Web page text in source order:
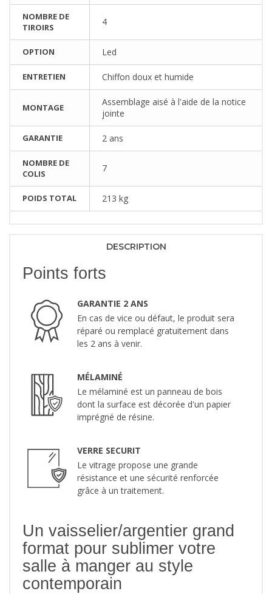
NOMBRE DE
TIROIRS
4
OPTION Led
ENTRETIEN Chiffon doux et humide
MONTAGE
Assemblage aisé à l'aide de la notice
jointe
GARANTIE 2 ans
NOMBRE DE
COLIS
7
POIDS TOTAL 213 kg
DESCRIPTION
Points forts
GARANTIE 2 ANS
En cas de vice ou défaut, le produit sera
réparé ou remplacé gratuitement dans
les 2 ans à venir.
MÉLAMINÉ
Le mélaminé est un panneau de bois
dont la surface est décorée d'un papier
imprégné de résine.
VERRE SECURIT
Le vitrage propose une grande
résistance et une sécurité renforcée
grâce à un traitement.
Un vaisselier/argentier grand
format pour sublimer votre
salle à manger au style
contemporain